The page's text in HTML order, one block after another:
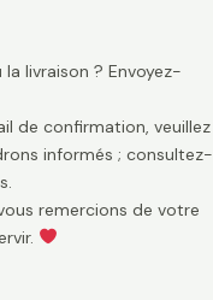
livraison ? Envoyez-
de confirmation, veuillez
informés ; consultez-
remercions de votre